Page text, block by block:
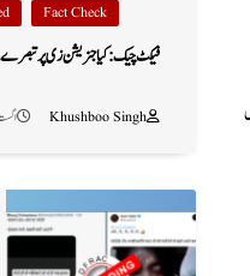
Fact Check
فیکٹ چیک: کیا جنریشن زی پر تبصرے
Khushboo Singh اگست 4,